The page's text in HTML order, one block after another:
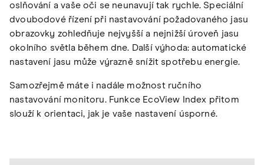
oslňování a vaše oči se neunavují tak rychle. Speciální
dvoubodové řízení při nastavování požadovaného jasu
obrazovky zohledňuje nejvyšší a nejnižší úroveň jasu
okolního světla během dne. Další výhoda: automatické
nastavení jasu může výrazně snížit spotřebu energie.
Samozřejmě máte i nadále možnost ručního
nastavování monitoru. Funkce EcoView Index přitom
slouží k orientaci, jak je vaše nastavení úsporné.